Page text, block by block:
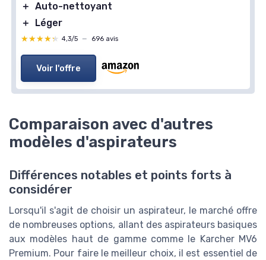
＋ Auto-nettoyant
＋
Léger
★★★★★
★★★★★ 4,3/5 — 696 avis
Voir l'offre
Comparaison avec d'autres
modèles d'aspirateurs
Différences notables et points forts à
considérer
Lorsqu'il s'agit de choisir un aspirateur, le marché offre
de nombreuses options, allant des aspirateurs basiques
aux modèles haut de gamme comme le Karcher MV6
Premium. Pour faire le meilleur choix, il est essentiel de